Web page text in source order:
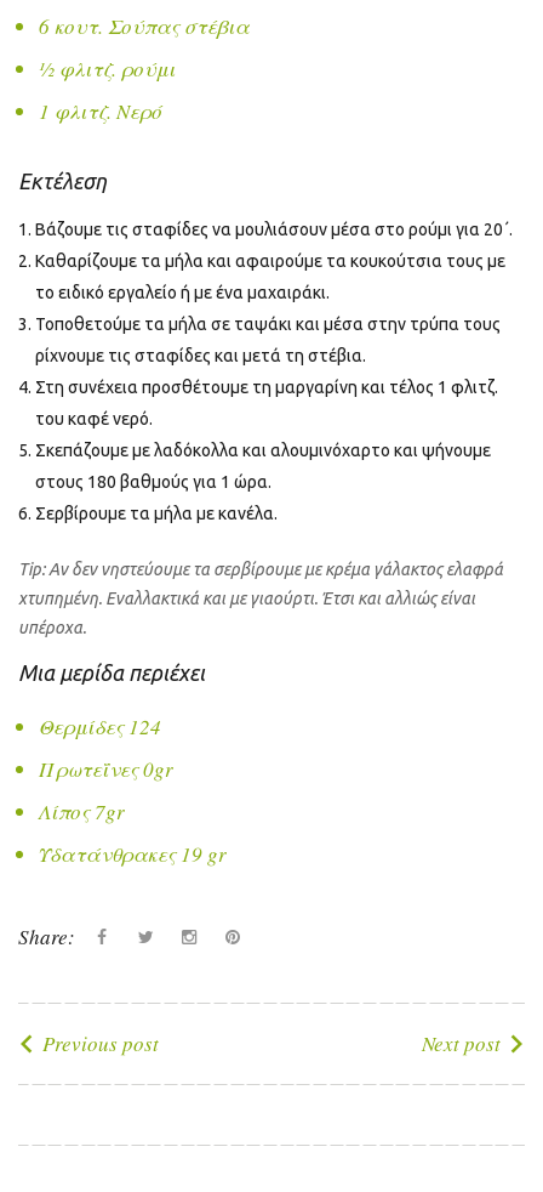
6 κουτ. Σούπας στέβια
½ φλιτζ. ρούμι
1 φλιτζ. Νερό
Εκτέλεση
Βάζουμε τις σταφίδες να μουλιάσουν μέσα στο ρούμι για 20΄.
Καθαρίζουμε τα μήλα και αφαιρούμε τα κουκούτσια τους με
το ειδικό εργαλείο ή με ένα μαχαιράκι.
Τοποθετούμε τα μήλα σε ταψάκι και μέσα στην τρύπα τους
ρίχνουμε τις σταφίδες και μετά τη στέβια.
Στη συνέχεια προσθέτουμε τη μαργαρίνη και τέλος 1 φλιτζ.
του καφέ νερό.
Σκεπάζουμε με λαδόκολλα και αλουμινόχαρτο και ψήνουμε
στους 180 βαθμούς για 1 ώρα.
Σερβίρουμε τα μήλα με κανέλα.
Tip: Αν δεν νηστεύουμε τα σερβίρουμε με κρέμα γάλακτος ελαφρά
χτυπημένη. Εναλλακτικά και με γιαούρτι. Έτσι και αλλιώς είναι
υπέροχα.
Μια μερίδα περιέχει
Θερμίδες 124
Πρωτεΐνες 0gr
Λίπος 7gr
Υδατάνθρακες 19 gr
Share: FacebookTwitterinstagramPinterest
Πλοήγηση
Previous post Next post